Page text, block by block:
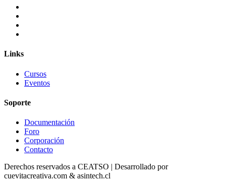
Links
Cursos
Eventos
Soporte
Documentación
Foro
Corporación
Contacto
Derechos reservados a CEATSO | Desarrollado por
cuevitacreativa.com & asintech.cl